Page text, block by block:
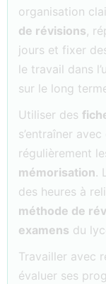
organisation
de révisions,
jours et fixer
le travail dans
sur le long
Utiliser des
s’entraîner
régulièrement
mémorisation.
des heures à
méthode de
examens du
Travailler avec
évaluer ses